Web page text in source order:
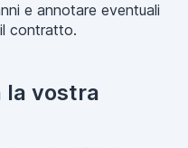
e annotare eventuali
contratto.
la vostra